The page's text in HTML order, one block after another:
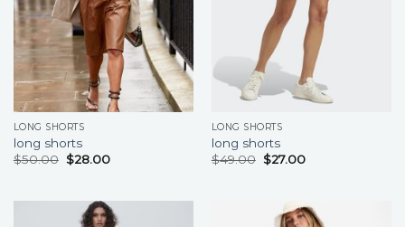
LONG SHORTS
long shorts
$50.00 $28.00
LONG SHORTS
long shorts
$49.00 $27.00